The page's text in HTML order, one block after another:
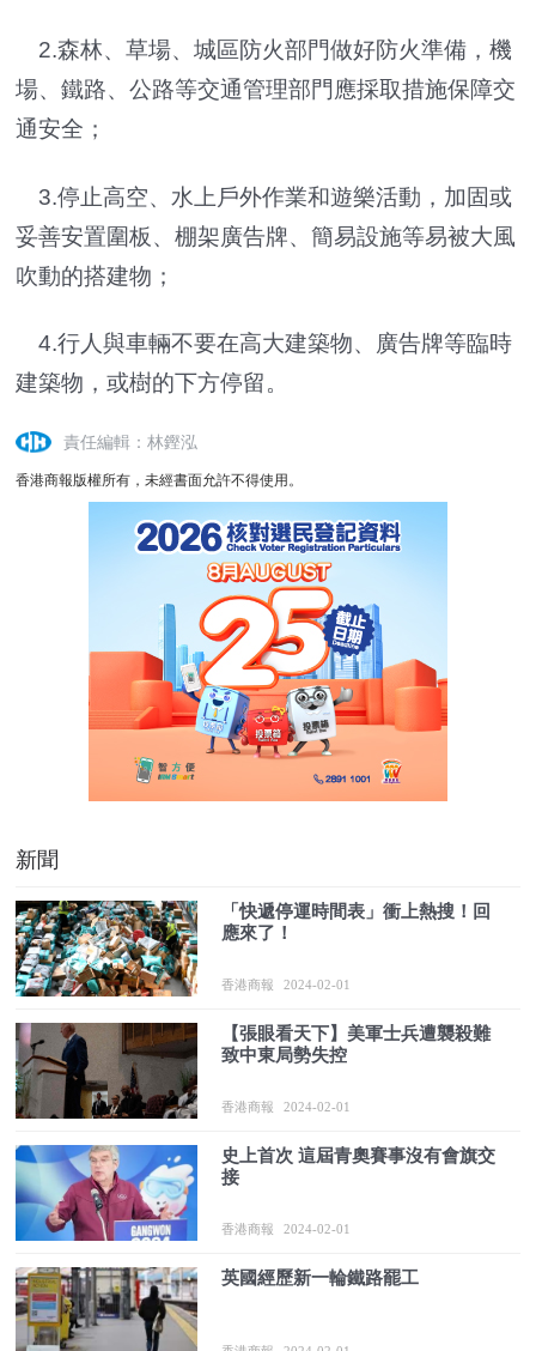
2.森林、草場、城區防火部門做好防火準備，機
場、鐵路、公路等交通管理部門應採取措施保障交
通安全；
3.停止高空、水上戶外作業和遊樂活動，加固或
妥善安置圍板、棚架廣告牌、簡易設施等易被大風
吹動的搭建物；
4.行人與車輛不要在高大建築物、廣告牌等臨時
建築物，或樹的下方停留。
責任編輯：林鏗泓
香港商報版權所有，未經書面允許不得使用。
新聞
​「快遞停運時間表」衝上熱搜！回
應來了！
香港商報 2024-02-01
【張眼看天下】美軍士兵遭襲殺難
致中東局勢失控
香港商報 2024-02-01
史上首次 這屆青奧賽事沒有會旗交
接
香港商報 2024-02-01
英國經歷新一輪鐵路罷工